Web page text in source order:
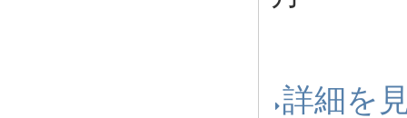
詳細を